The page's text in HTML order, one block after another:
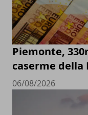
Piemonte,
caserme della
06/08/2026